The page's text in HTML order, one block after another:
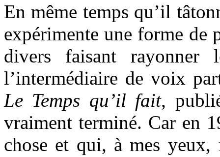
En même temps qu’il
expérimente une forme de
divers faisant
l’intermédiaire de voix
Le Temps qu’il fait,
vraiment terminé. Car en
chose et qui, à mes